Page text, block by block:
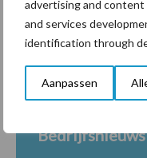
advertising and content
and services
identification through
Aanpassen
Diergezondheid
Bedrijfsnieuws